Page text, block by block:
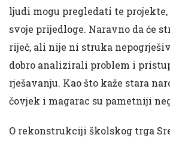
ljudi mogu pregledati te
svoje prijedloge. Naravno da će
riječ, ali nije ni struka
dobro analizirali problem i
rješavanju. Kao što kaže stara
čovjek i magarac su pametniji
O rekonstrukciji školskog trga